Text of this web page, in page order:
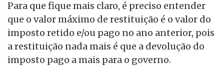
Para que fique mais claro, é preciso entender
que o valor máximo de restituição é o valor do
imposto retido e/ou pago no ano anterior, pois
a restituição nada mais é que a devolução do
imposto pago a mais para o governo.